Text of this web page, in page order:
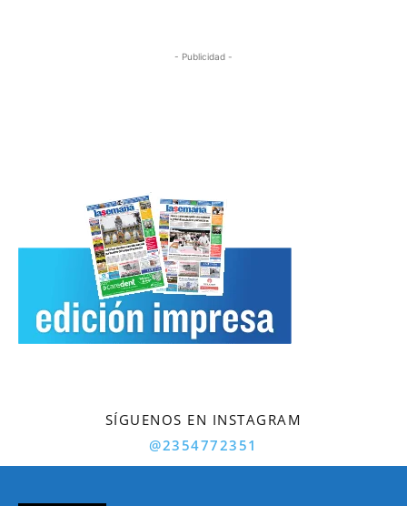
- Publicidad -
SÍGUENOS EN INSTAGRAM
@2354772351